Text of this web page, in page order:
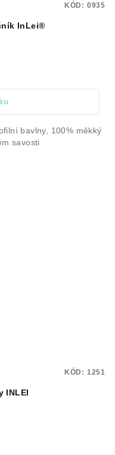
InLei®
bavlny, 100% měkký
savosti
KÓD: 0935
INLEI
KÓD: 1251